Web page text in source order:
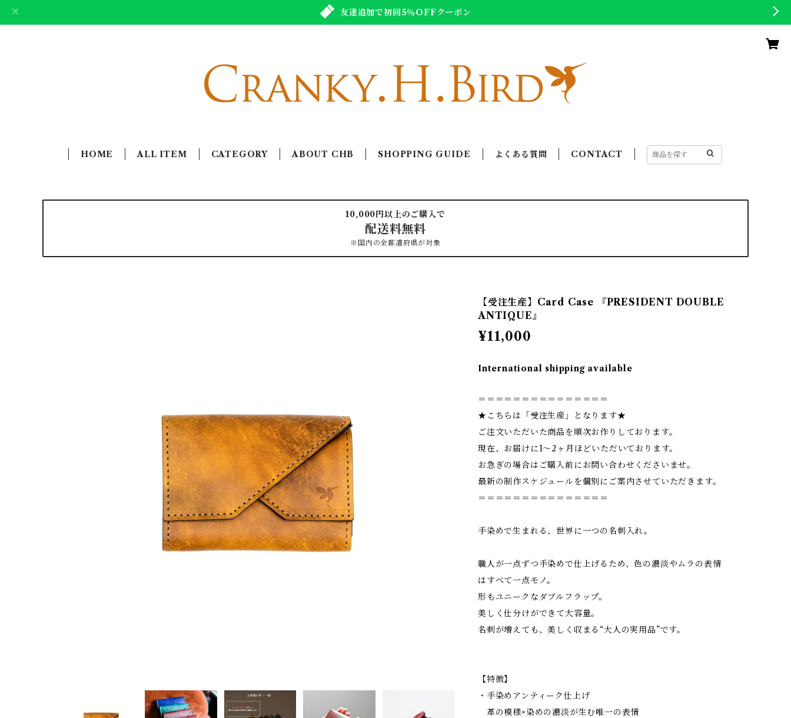
友達追加で初回5％OFFクーポン
HOME ALL ITEM CATEGORY ABOUT CHB SHOPPING GUIDE よくある質問 CONTACT
10,000円以上のご購入で
配送料無料
※国内の全都道府県が対象
【受注生産】Card Case 『PRESIDENT DOUBLE
ANTIQUE』
¥11,000
International shipping available
＝＝＝＝＝＝＝＝＝＝＝＝＝＝＝
★こちらは「受注生産」となります★
ご注文いただいた商品を順次お作りしております。
現在、お届けに1〜2ヶ月ほどいただいております。
お急ぎの場合はご購入前にお問い合わせくださいませ。
最新の制作スケジュールを個別にご案内させていただきます。
＝＝＝＝＝＝＝＝＝＝＝＝＝＝＝
手染めで生まれる、世界に一つの名刺入れ。
職人が一点ずつ手染めで仕上げるため、色の濃淡やムラの表情
はすべて一点モノ。
形もユニークなダブルフラップ。
美しく仕分けができて大容量。
名刺が増えても、美しく収まる“大人の実用品”です。
【特徴】
・手染めアンティーク仕上げ
革の模様×染めの濃淡が生む唯一の表情